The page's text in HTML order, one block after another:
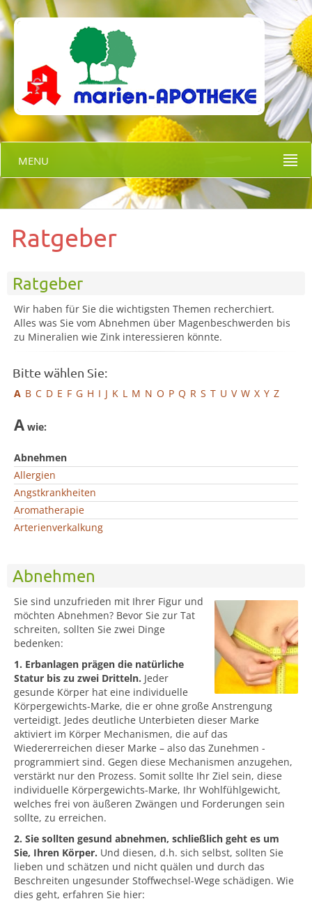
MENU
Ratgeber
Ratgeber
Wir haben für Sie die wichtigsten Themen recherchiert.
Alles was Sie vom Abnehmen über Magenbeschwerden bis
zu Mineralien wie Zink interessieren könnte.
Bitte wählen Sie:
A B C D E F G H I J K L M N O P Q R S T U V W X Y Z
A wie:
Abnehmen
Allergien
Angstkrankheiten
Aromatherapie
Arterienverkalkung
Abnehmen
Sie sind unzufrieden mit Ihrer Figur und
möchten Abnehmen? Bevor Sie zur Tat
schreiten, sollten Sie zwei Dinge
bedenken:
1. Erbanlagen prägen die natürliche
Statur bis zu zwei Dritteln. Jeder
gesunde Körper hat eine individuelle
Körpergewichts-Marke, die er ohne große Anstrengung
verteidigt. Jedes deutliche Unterbieten dieser Marke
aktiviert im Körper Mechanismen, die auf das
Wiedererreichen dieser Marke – also das Zunehmen -
programmiert sind. Gegen diese Mechanismen anzugehen,
verstärkt nur den Prozess. Somit sollte Ihr Ziel sein, diese
individuelle Körpergewichts-Marke, Ihr Wohlfühlgewicht,
welches frei von äußeren Zwängen und Forderungen sein
sollte, zu erreichen.
2. Sie sollten gesund abnehmen, schließlich geht es um
Sie, Ihren Körper. Und diesen, d.h. sich selbst, sollten Sie
lieben und schätzen und nicht quälen und durch das
Beschreiten ungesunder Stoffwechsel-Wege schädigen. Wie
dies geht, erfahren Sie hier: